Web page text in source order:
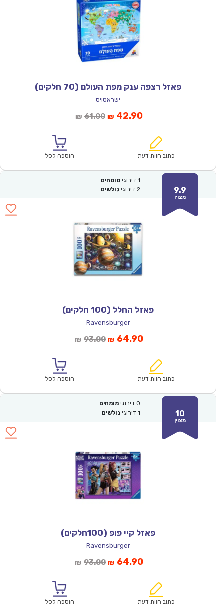
פאזל רצפה ענק מפת העולם (70 חלקים)
ישראטויס
₪ 61.00המחיר
₪61.00.
₪ 42.90המחיר
הוא:
כתוב חוות דעת הוספה לסל
9.9
מצוין
1 דירוגי מומחים
2 דירוגי גולשים
פאזל החלל (100 חלקים)
Ravensburger
₪ 93.00המחיר
₪93.00.
₪ 64.90המחיר
הוא:
כתוב חוות דעת הוספה לסל
10
מצוין
0 דירוגי מומחים
1 דירוגי גולשים
פאזל קיי פופ (100חלקים)
Ravensburger
₪ 93.00המחיר
₪93.00.
₪ 64.90המחיר
הוא:
כתוב חוות דעת הוספה לסל